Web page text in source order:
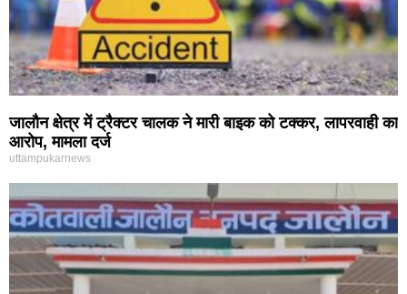
जालौन क्षेत्र में ट्रैक्टर चालक ने मारी बाइक को टक्कर, लापरवाही का
आरोप, मामला दर्ज
uttampukarnews